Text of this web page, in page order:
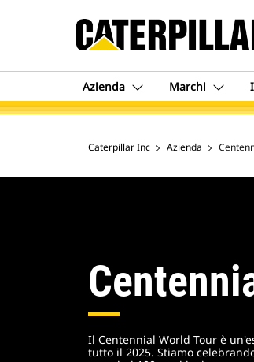
Azienda Marchi
Caterpillar Inc Azienda
Il Centennial World Tour è
tutto il 2025. Stiamo